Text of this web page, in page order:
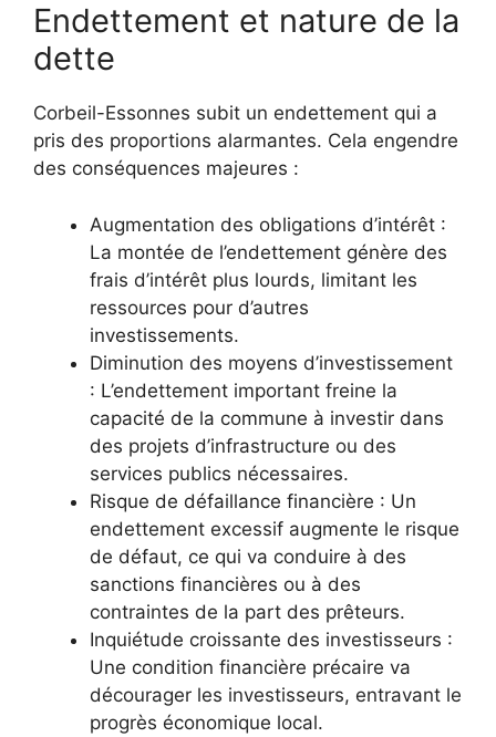
Endettement et nature de la
dette
Corbeil-Essonnes subit un endettement qui a
pris des proportions alarmantes. Cela engendre
des conséquences majeures :
Augmentation des obligations d’intérêt :
La montée de l’endettement génère des
frais d’intérêt plus lourds, limitant les
ressources pour d’autres
investissements.
Diminution des moyens d’investissement
: L’endettement important freine la
capacité de la commune à investir dans
des projets d’infrastructure ou des
services publics nécessaires.
Risque de défaillance financière : Un
endettement excessif augmente le risque
de défaut, ce qui va conduire à des
sanctions financières ou à des
contraintes de la part des prêteurs.
Inquiétude croissante des investisseurs :
Une condition financière précaire va
décourager les investisseurs, entravant le
progrès économique local.